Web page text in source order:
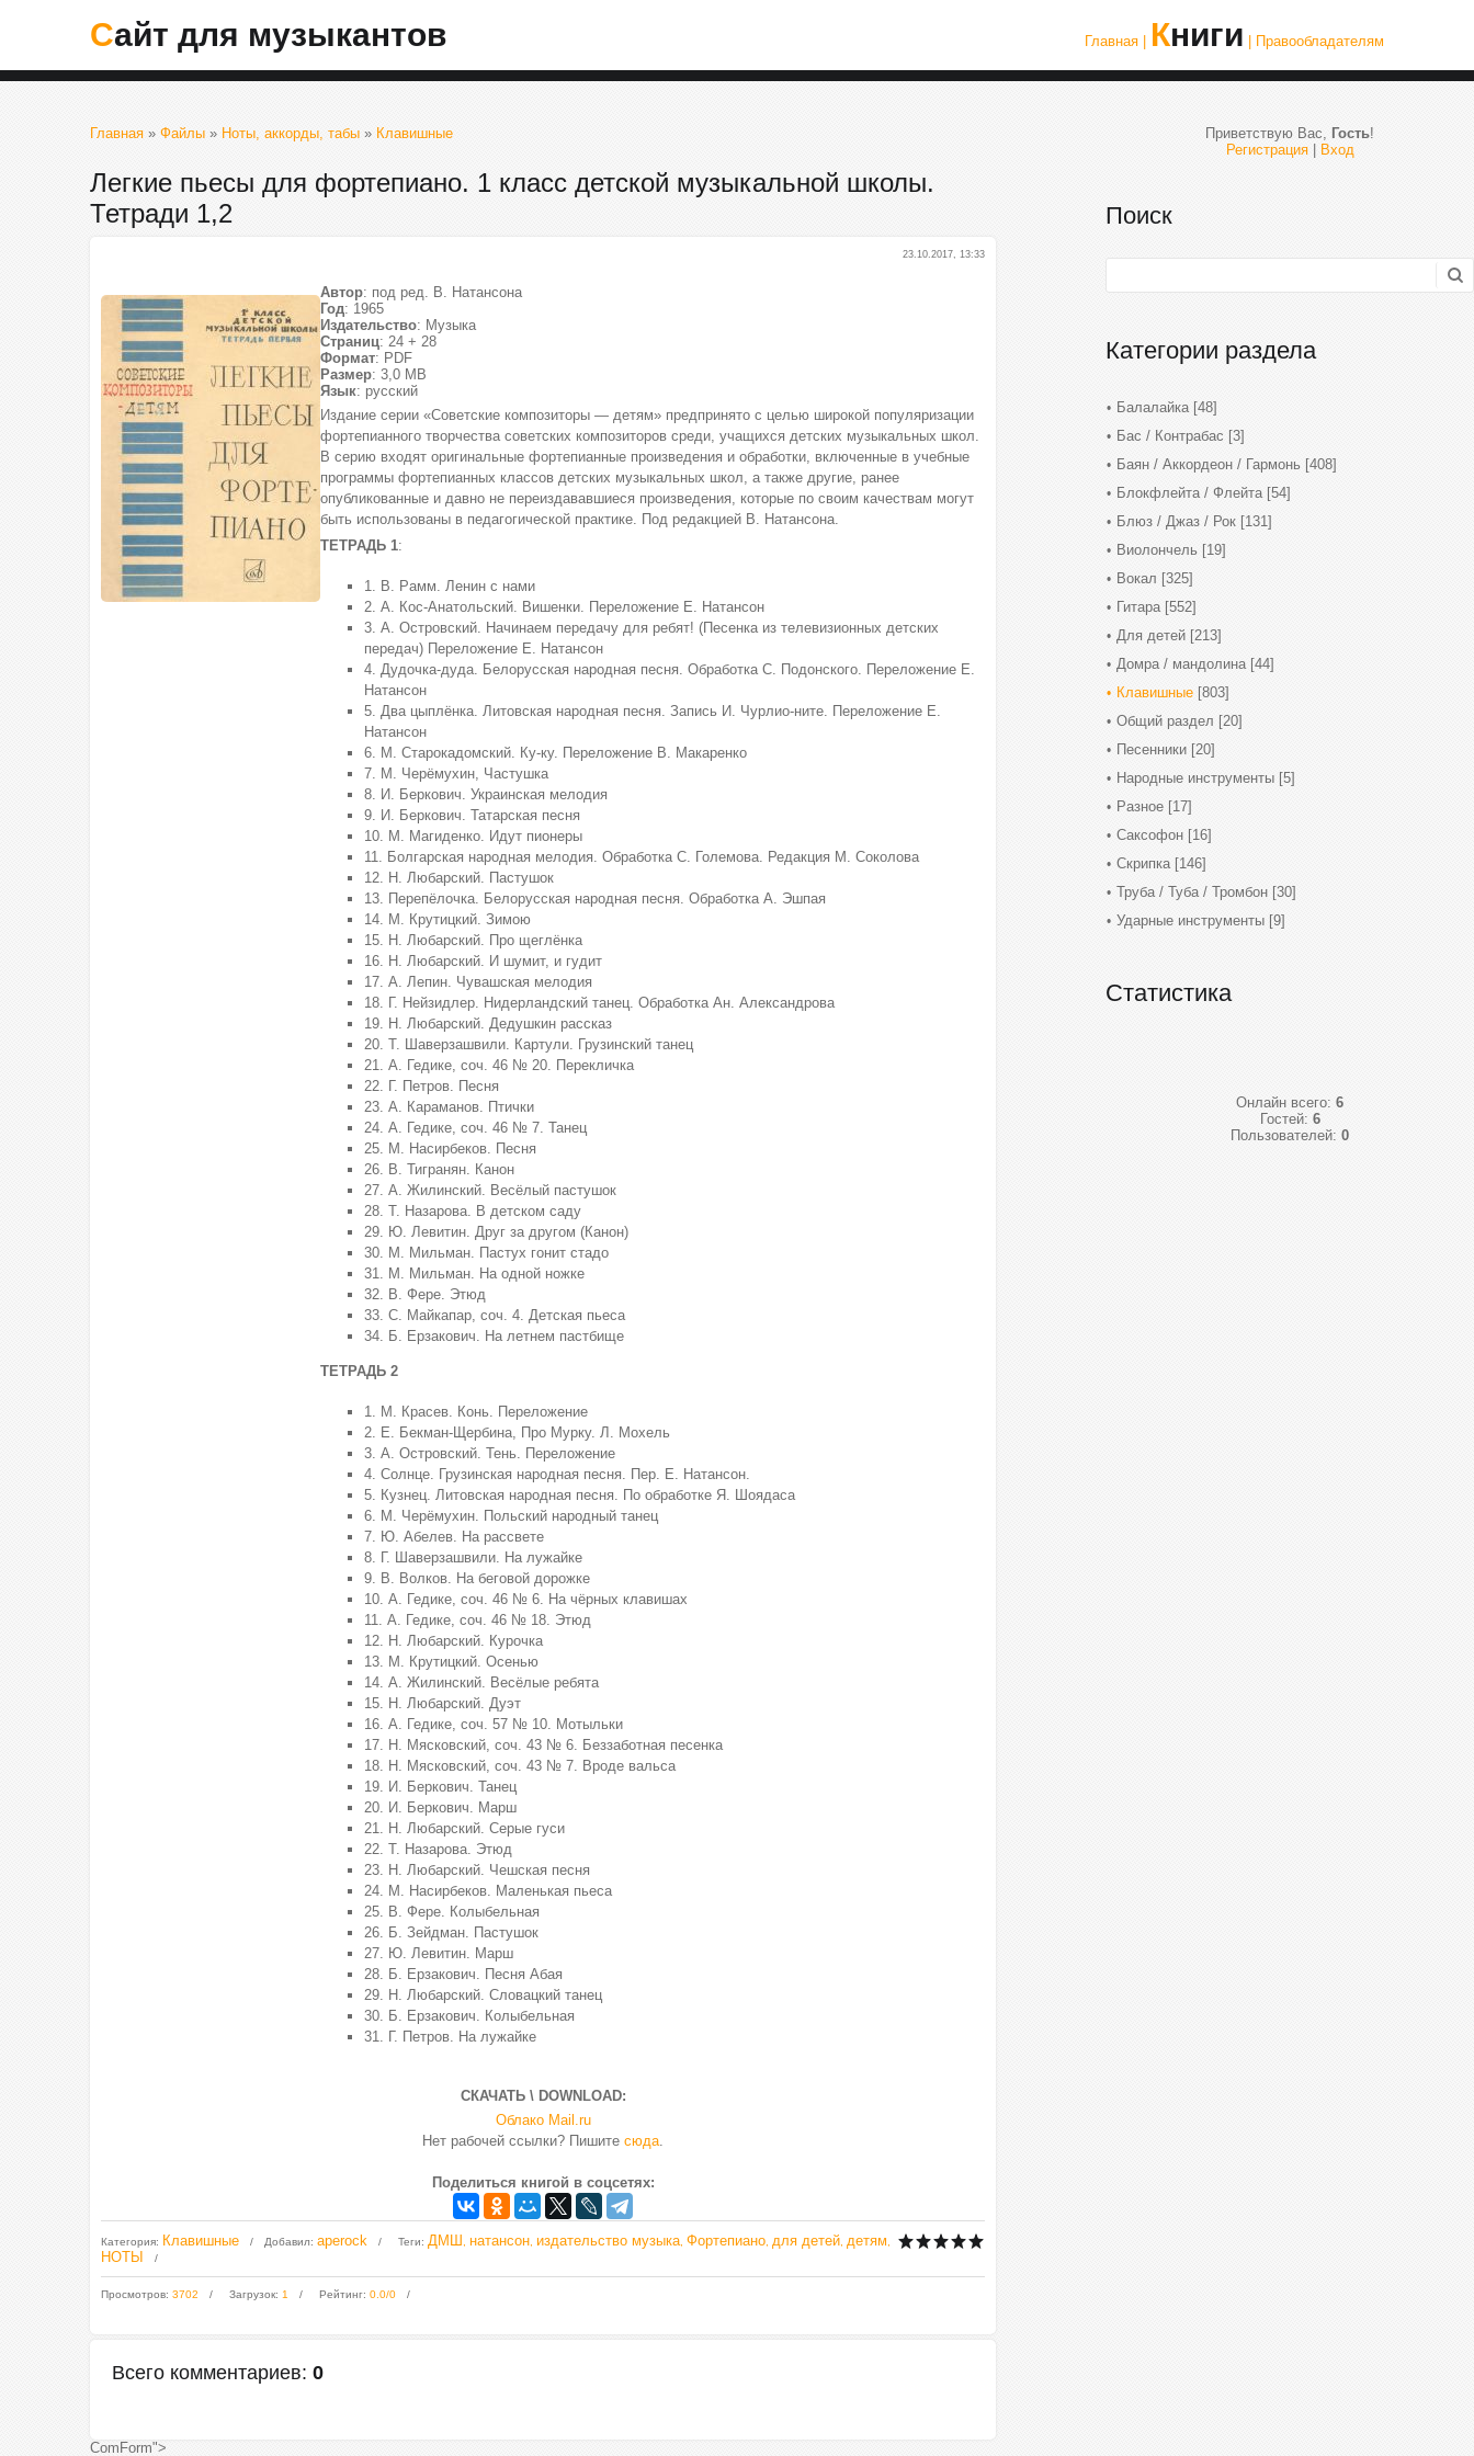
Сайт для музыкантов Главная | Книги | Правообладателям
Главная » Файлы » Ноты, аккорды, табы » Клавишные
Легкие пьесы для фортепиано. 1 класс детской музыкальной школы.
Тетради 1,2
23.10.2017, 13:33
Автор: под ред. В. Натансона
Год: 1965
Издательство: Музыка
Страниц: 24 + 28
Формат: PDF
Размер: 3,0 МВ
Язык: русский
Издание серии «Советские композиторы — детям» предпринято с целью широкой популяризации
фортепианного творчества советских композиторов среди, учащихся детских музыкальных школ.
В серию входят оригинальные фортепианные произведения и обработки, включенные в учебные
программы фортепианных классов детских музыкальных школ, а также другие, ранее
опубликованные и давно не переиздававшиеся произведения, которые по своим качествам могут
быть использованы в педагогической практике. Под редакцией В. Натансона.
ТЕТРАДЬ 1:
1. В. Рамм. Ленин с нами
2. А. Кос-Анатольский. Вишенки. Переложение Е. Натансон
3. А. Островский. Начинаем передачу для ребят! (Песенка из телевизионных детских
передач) Переложение Е. Натансон
4. Дудочка-дуда. Белорусская народная песня. Обработка С. Подонского. Переложение Е.
Натансон
5. Два цыплёнка. Литовская народная песня. Запись И. Чурлио-ните. Переложение Е.
Натансон
6. М. Старокадомский. Ку-ку. Переложение В. Макаренко
7. М. Черёмухин, Частушка
8. И. Беркович. Украинская мелодия
9. И. Беркович. Татарская песня
10. М. Магиденко. Идут пионеры
11. Болгарская народная мелодия. Обработка С. Големова. Редакция М. Соколова
12. Н. Любарский. Пастушок
13. Перепёлочка. Белорусская народная песня. Обработка А. Эшпая
14. М. Крутицкий. Зимою
15. Н. Любарский. Про щеглёнка
16. Н. Любарский. И шумит, и гудит
17. А. Лепин. Чувашская мелодия
18. Г. Нейзидлер. Нидерландский танец. Обработка Ан. Александрова
19. Н. Любарский. Дедушкин рассказ
20. Т. Шаверзашвили. Картули. Грузинский танец
21. А. Гедике, соч. 46 № 20. Перекличка
22. Г. Петров. Песня
23. А. Караманов. Птички
24. А. Гедике, соч. 46 № 7. Танец
25. М. Насирбеков. Песня
26. В. Тигранян. Канон
27. А. Жилинский. Весёлый пастушок
28. Т. Назарова. В детском саду
29. Ю. Левитин. Друг за другом (Канон)
30. М. Мильман. Пастух гонит стадо
31. М. Мильман. На одной ножке
32. В. Фере. Этюд
33. С. Майкапар, соч. 4. Детская пьеса
34. Б. Ерзакович. На летнем пастбище
ТЕТРАДЬ 2
1. М. Красев. Конь. Переложение
2. Е. Бекман-Щербина, Про Мурку. Л. Мохель
3. А. Островский. Тень. Переложение
4. Солнце. Грузинская народная песня. Пер. Е. Натансон.
5. Кузнец. Литовская народная песня. По обработке Я. Шоядаса
6. М. Черёмухин. Польский народный танец
7. Ю. Абелев. На рассвете
8. Г. Шаверзашвили. На лужайке
9. В. Волков. На беговой дорожке
10. А. Гедике, соч. 46 № 6. На чёрных клавишах
11. А. Гедике, соч. 46 № 18. Этюд
12. Н. Любарский. Курочка
13. М. Крутицкий. Осенью
14. А. Жилинский. Весёлые ребята
15. Н. Любарский. Дуэт
16. А. Гедике, соч. 57 № 10. Мотыльки
17. Н. Мясковский, соч. 43 № 6. Беззаботная песенка
18. Н. Мясковский, соч. 43 № 7. Вроде вальса
19. И. Беркович. Танец
20. И. Беркович. Марш
21. Н. Любарский. Серые гуси
22. Т. Назарова. Этюд
23. Н. Любарский. Чешская песня
24. М. Насирбеков. Маленькая пьеса
25. В. Фере. Колыбельная
26. Б. Зейдман. Пастушок
27. Ю. Левитин. Марш
28. Б. Ерзакович. Песня Абая
29. Н. Любарский. Словацкий танец
30. Б. Ерзакович. Колыбельная
31. Г. Петров. На лужайке
СКАЧАТЬ \ DOWNLOAD:
Облако Mail.ru
Нет рабочей ссылки? Пишите сюда.
Поделиться книгой в соцсетях:
Категория: Клавишные Добавил: aperock Теги: ДМШ натансон издательство музыка Фортепиано для детей детям
НОТЫ
Просмотров: 3702 Загрузок: 1 Рейтинг: 0.0/0
Всего комментариев: 0
ComForm">
Приветствую Вас, Гость!
Регистрация| Вход
Поиск
Категории раздела
Балалайка [48]
Бас / Контрабас [3]
Баян / Аккордеон / Гармонь [408]
Блокфлейта / Флейта [54]
Блюз / Джаз / Рок [131]
Виолончель [19]
Вокал [325]
Гитара [552]
Для детей [213]
Домра / мандолина [44]
Клавишные [803]
Общий раздел [20]
Песенники [20]
Народные инструменты [5]
Разное [17]
Саксофон [16]
Скрипка [146]
Труба / Туба / Тромбон [30]
Ударные инструменты [9]
Статистика
Онлайн всего: 6
Гостей: 6
Пользователей: 0